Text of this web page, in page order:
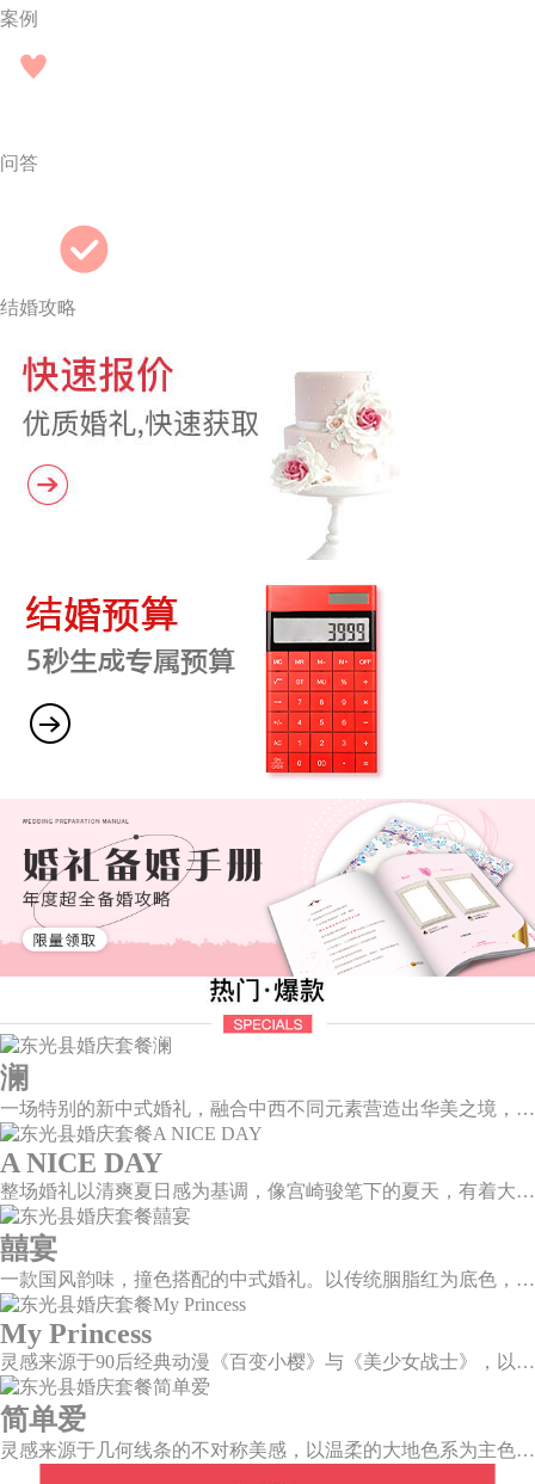
案例
问答
结婚攻略
澜
一场特别的新中式婚礼，融合中西不同元素营造出华美之境，有庄严浪漫的西式证婚，也有含蓄深情的中式感恩，从古典到现代，从前世到今生，爱，隽永铭刻。
A NICE DAY
整场婚礼以清爽夏日感为基调，像宫崎骏笔下的夏天，有着大朵大朵像棉花糖似的白云，有蔚蓝蔚蓝的天空和青绿青绿的草地，有着童话世界里干净纯洁的美好，有着日系画风下的治愈感。
囍宴
一款国风韵味，撞色搭配的中式婚礼。以传统胭脂红为底色，黛蓝色花鸟点缀其中，热情的红色和低调的古风书画色相辅相成。
My Princess
灵感来源于90后经典动漫《百变小樱》与《美少女战士》，以柔美梦幻的马卡龙色系为主色调，融合精灵萌宠与星星魔法阵等元素，为遗落凡间的公主搭建一个召唤王子的舞台。
简单爱
灵感来源于几何线条的不对称美感，以温柔的大地色系为主色调，空间上，利用几何线条进行完美切割，配以柔和色系的花艺点缀，构造了一个温馨柔和、清新复古的空间。